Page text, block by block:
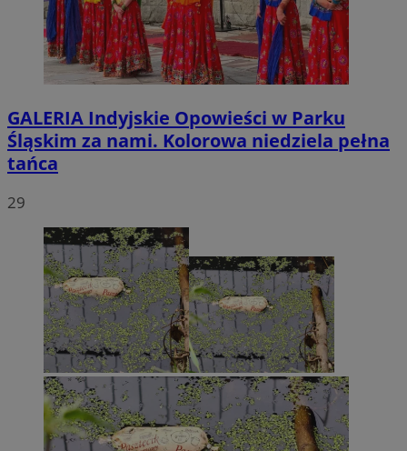
GALERIA Indyjskie Opowieści w Parku
Śląskim za nami. Kolorowa niedziela pełna
tańca
29